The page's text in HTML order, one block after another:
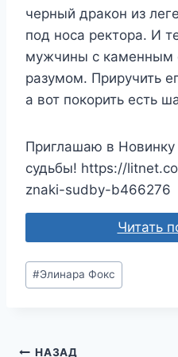
черный дракон из
под носа ректора. И
мужчины с каменным
разумом. Приручить
а вот покорить есть
Приглашаю в Новинку
судьбы! https://
znaki-sudby-b466276
Читать
Метки
записи:
#Элинара Фокс
НАЗАД